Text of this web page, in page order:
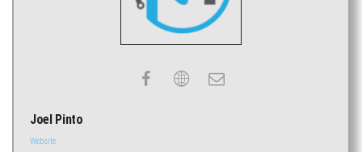
Joel Pinto
Website